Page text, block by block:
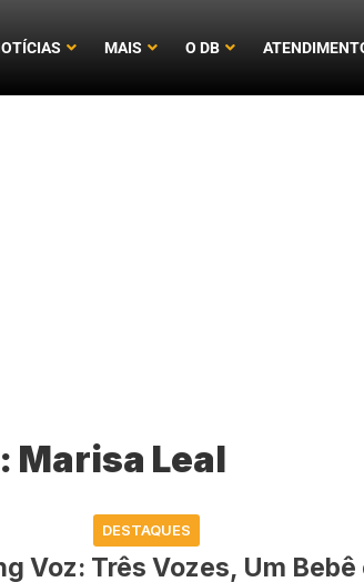
MAIS O DB
Marisa Leal
DESTAQUES
Voz: Três Vozes, Um Bebê